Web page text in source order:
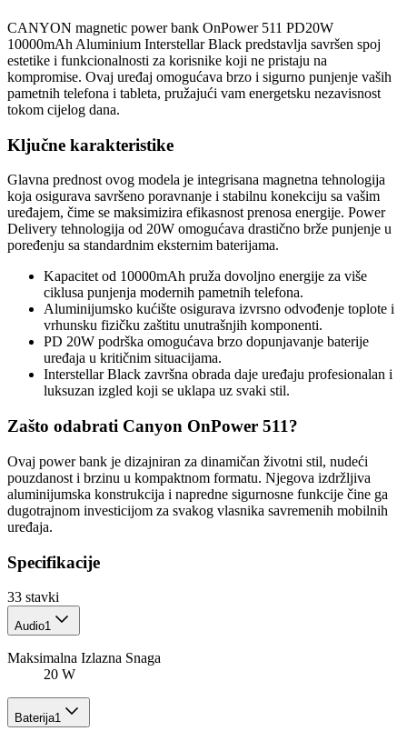
CANYON magnetic power bank OnPower 511 PD20W
10000mAh Aluminium Interstellar Black predstavlja savršen spoj
estetike i funkcionalnosti za korisnike koji ne pristaju na
kompromise. Ovaj uređaj omogućava brzo i sigurno punjenje vaših
pametnih telefona i tableta, pružajući vam energetsku nezavisnost
tokom cijelog dana.
Ključne karakteristike
Glavna prednost ovog modela je integrisana magnetna tehnologija
koja osigurava savršeno poravnanje i stabilnu konekciju sa vašim
uređajem, čime se maksimizira efikasnost prenosa energije. Power
Delivery tehnologija od 20W omogućava drastično brže punjenje u
poređenju sa standardnim eksternim baterijama.
Kapacitet od 10000mAh pruža dovoljno energije za više
ciklusa punjenja modernih pametnih telefona.
Aluminijumsko kućište osigurava izvrsno odvođenje toplote i
vrhunsku fizičku zaštitu unutrašnjih komponenti.
PD 20W podrška omogućava brzo dopunjavanje baterije
uređaja u kritičnim situacijama.
Interstellar Black završna obrada daje uređaju profesionalan i
luksuzan izgled koji se uklapa uz svaki stil.
Zašto odabrati Canyon OnPower 511?
Ovaj power bank je dizajniran za dinamičan životni stil, nudeći
pouzdanost i brzinu u kompaktnom formatu. Njegova izdržljiva
aluminijumska konstrukcija i napredne sigurnosne funkcije čine ga
dugotrajnom investicijom za svakog vlasnika savremenih mobilnih
uređaja.
Specifikacije
33 stavki
Audio1
Maksimalna Izlazna Snaga
20 W
Baterija1